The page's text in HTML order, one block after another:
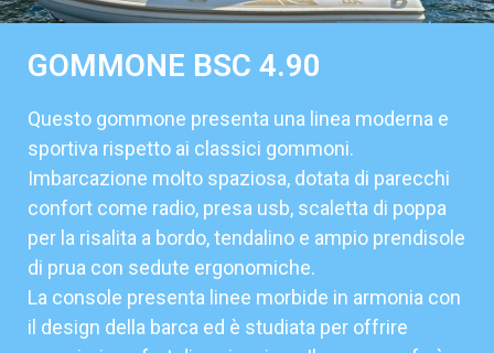
GOMMONE BSC 4.90
Questo gommone presenta una linea moderna e
sportiva rispetto ai classici gommoni.
Imbarcazione molto spaziosa, dotata di parecchi
confort come radio, presa usb, scaletta di poppa
per la risalita a bordo, tendalino e ampio prendisole
di prua con sedute ergonomiche.
La console presenta linee morbide in armonia con
il design della barca ed è studiata per offrire